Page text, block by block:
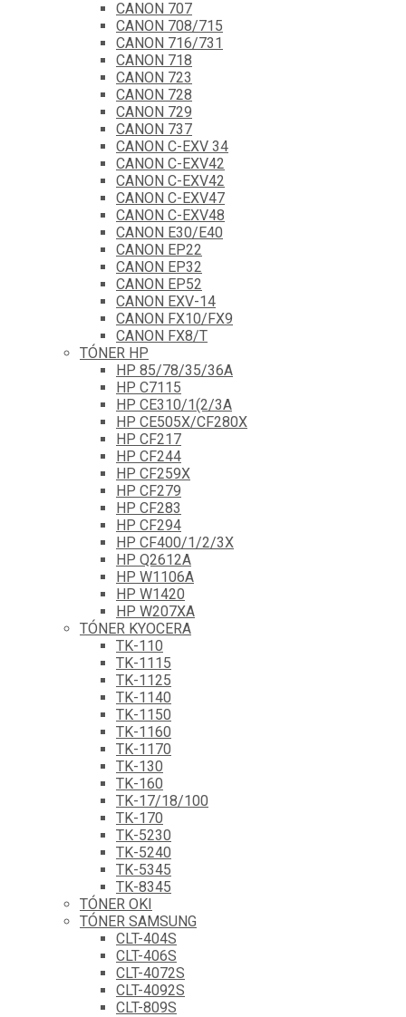
CANON 707
CANON 708/715
CANON 716/731
CANON 718
CANON 723
CANON 728
CANON 729
CANON 737
CANON C-EXV 34
CANON C-EXV42
CANON C-EXV42
CANON C-EXV47
CANON C-EXV48
CANON E30/E40
CANON EP22
CANON EP32
CANON EP52
CANON EXV-14
CANON FX10/FX9
CANON FX8/T
TÓNER HP
HP 85/78/35/36A
HP C7115
HP CE310/1(2/3A
HP CE505X/CF280X
HP CF217
HP CF244
HP CF259X
HP CF279
HP CF283
HP CF294
HP CF400/1/2/3X
HP Q2612A
HP W1106A
HP W1420
HP W207XA
TÓNER KYOCERA
TK-110
TK-1115
TK-1125
TK-1140
TK-1150
TK-1160
TK-1170
TK-130
TK-160
TK-17/18/100
TK-170
TK-5230
TK-5240
TK-5345
TK-8345
TÓNER OKI
TÓNER SAMSUNG
CLT-404S
CLT-406S
CLT-4072S
CLT-4092S
CLT-809S